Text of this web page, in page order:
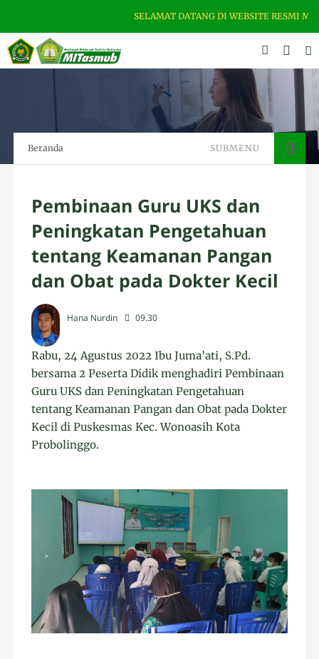
SELAMAT DATANG DI WEBSITE RESMI MI
Beranda SUBMENU
Pembinaan Guru UKS dan
Peningkatan Pengetahuan
tentang Keamanan Pangan
dan Obat pada Dokter Kecil
Hana Nurdin 09.30
Rabu, 24 Agustus 2022 Ibu Juma'ati, S.Pd.
bersama 2 Peserta Didik menghadiri Pembinaan
Guru UKS dan Peningkatan Pengetahuan
tentang Keamanan Pangan dan Obat pada Dokter
Kecil di Puskesmas Kec. Wonoasih Kota
Probolinggo.